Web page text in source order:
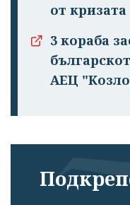
от
3 кораба
АЕЦ